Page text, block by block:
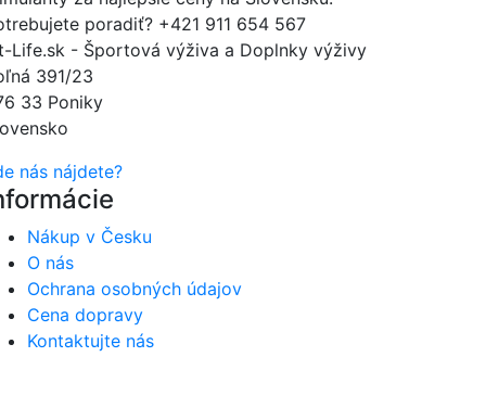
poradiť? +421 911 654 567
Life.sk - Športová výživa a Doplnky výživy
391/23
33 Poniky
nás nájdete?
Nákup v Česku
O nás
Ochrana osobných údajov
Cena dopravy
Kontaktujte nás